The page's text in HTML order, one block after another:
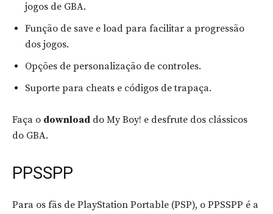
jogos de GBA.
Função de save e load para facilitar a progressão
dos jogos.
Opções de personalização de controles.
Suporte para cheats e códigos de trapaça.
Faça o download do My Boy! e desfrute dos clássicos
do GBA.
PPSSPP
Para os fãs de PlayStation Portable (PSP), o PPSSPP é a